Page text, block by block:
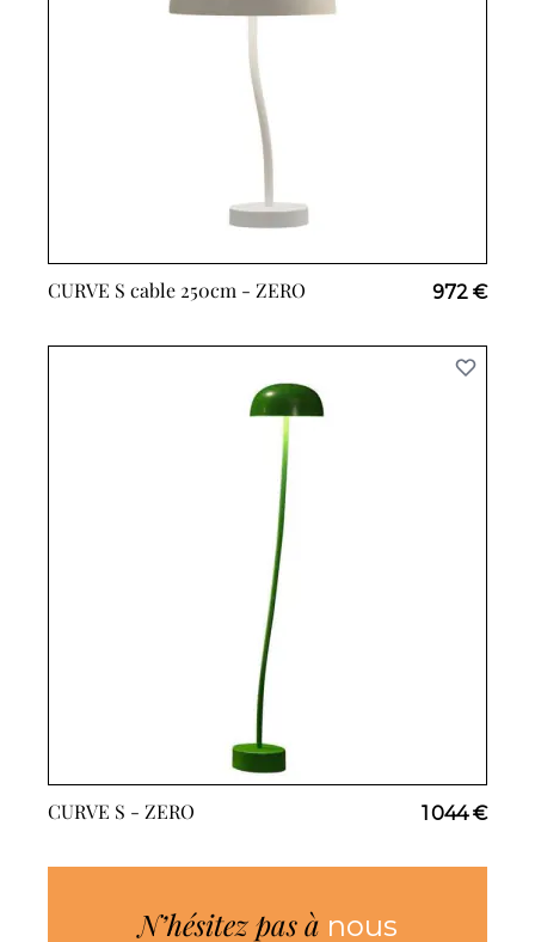
CURVE S cable 250cm - ZERO 972 €
CURVE S - ZERO 1 044 €
N’hésitez pas à nous